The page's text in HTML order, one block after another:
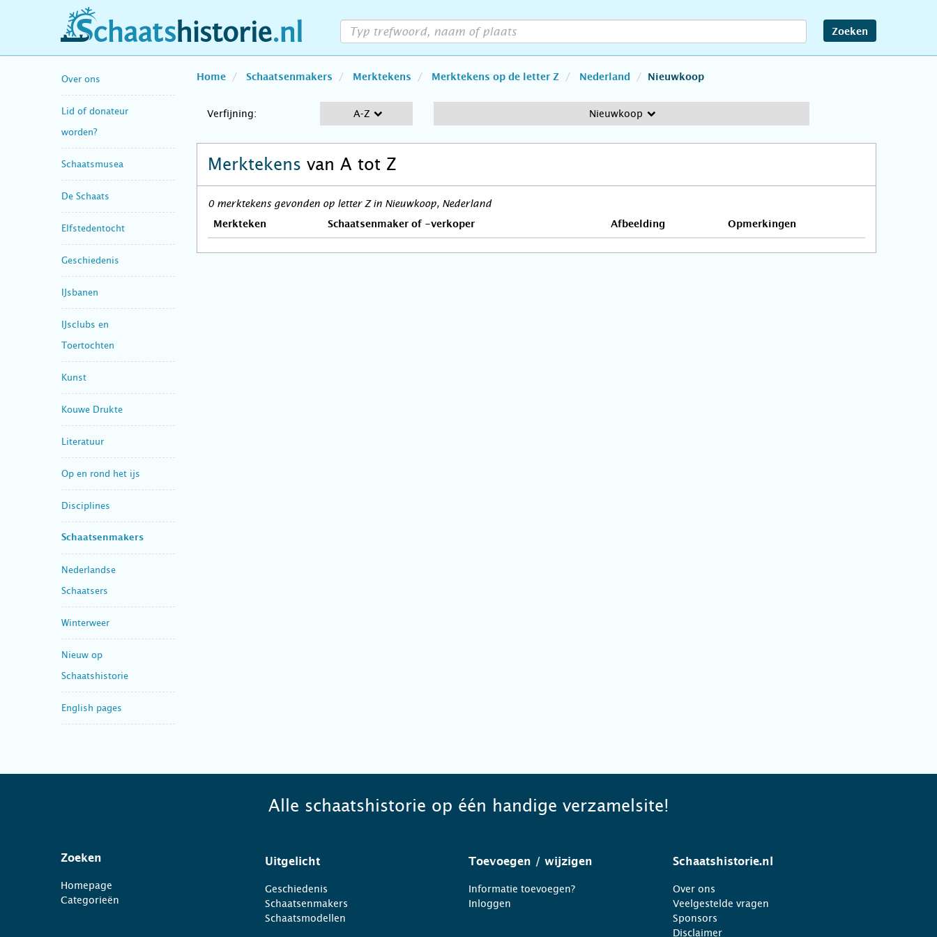
schaatshistorie.nl Zoeken
Over ons
Lid of donateur
worden?
Schaatsmusea
De Schaats
Elfstedentocht
Geschiedenis
IJsbanen
IJsclubs en
Toertochten
Kunst
Kouwe Drukte
Literatuur
Op en rond het ijs
Disciplines
Schaatsenmakers
Nederlandse
Schaatsers
Winterweer
Nieuw op
Schaatshistorie
English pages
Home Schaatsenmakers Merktekens Merktekens op de letter Z Nederland Nieuwkoop
Verfijning: A-Z Nieuwkoop
Merktekens van A tot Z
0 merktekens gevonden op letter Z in Nieuwkoop, Nederland
Merkteken Schaatsenmaker of -verkoper Afbeelding Opmerkingen
Alle schaatshistorie op één handige verzamelsite!
Zoeken
Homepage
Categorieën
Uitgelicht
Geschiedenis
Schaatsenmakers
Schaatsmodellen
Toevoegen / wijzigen
Informatie toevoegen?
Inloggen
Schaatshistorie.nl
Over ons
Veelgestelde vragen
Sponsors
Disclaimer